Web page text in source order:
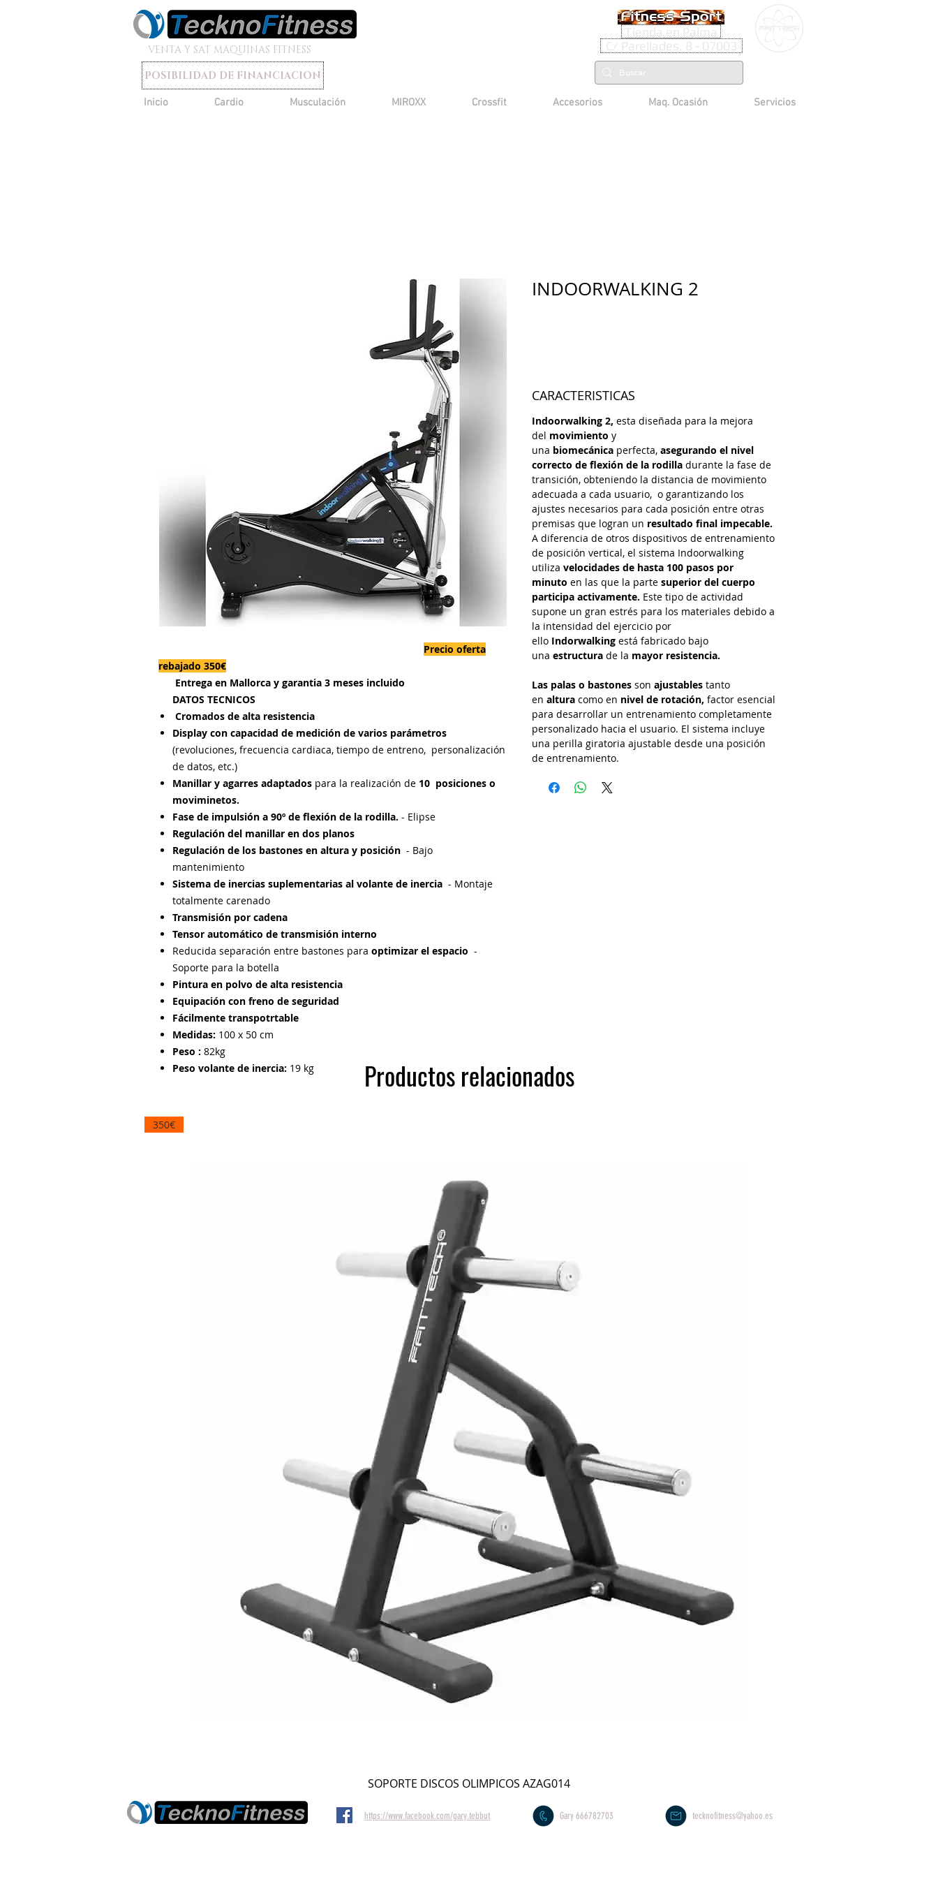
VENTA Y SAT MAQUINAS FITNESS
POSIBILIDAD DE FINANCIACION
Tienda en Palma
C/ Parellades, 8 - 07003
Inicio Cardio Musculación MIROXX Crossfit Accesorios Maq. Ocasión Servicios
Precio oferta
rebajado 350€
Entrega en Mallorca y garantia 3 meses incluido
DATOS TECNICOS
Cromados de alta resistencia
Display con capacidad de medición de varios parámetros
(revoluciones, frecuencia cardiaca, tiempo de entreno, personalización
de datos, etc.)
Manillar y agarres adaptados para la realización de 10 posiciones o
moviminetos.
Fase de impulsión a 90º de flexión de la rodilla. - Elipse
Regulación del manillar en dos planos
Regulación de los bastones en altura y posición - Bajo
mantenimiento
Sistema de inercias suplementarias al volante de inercia - Montaje
totalmente carenado
Transmisión por cadena
Tensor automático de transmisión interno
Reducida separación entre bastones para optimizar el espacio -
Soporte para la botella
Pintura en polvo de alta resistencia
Equipación con freno de seguridad
Fácilmente transpotrtable
Medidas: 100 x 50 cm
Peso : 82kg
Peso volante de inercia: 19 kg
INDOORWALKING 2
CARACTERISTICAS
Indoorwalking 2, esta diseñada para la mejora
del movimiento y
una biomecánica perfecta, asegurando el nivel
correcto de flexión de la rodilla durante la fase de
transición, obteniendo la distancia de movimiento
adecuada a cada usuario, o garantizando los
ajustes necesarios para cada posición entre otras
premisas que logran un resultado final impecable.
A diferencia de otros dispositivos de entrenamiento
de posición vertical, el sistema Indoorwalking
utiliza velocidades de hasta 100 pasos por
minuto en las que la parte superior del cuerpo
participa activamente. Este tipo de actividad
supone un gran estrés para los materiales debido a
la intensidad del ejercicio por
ello Indorwalking está fabricado bajo
una estructura de la mayor resistencia.
Las palas o bastones son ajustables tanto
en altura como en nivel de rotación, factor esencial
para desarrollar un entrenamiento completamente
personalizado hacia el usuario. El sistema incluye
una perilla giratoria ajustable desde una posición
de entrenamiento.
Productos relacionados
350€
SOPORTE DISCOS OLIMPICOS AZAG014
https://www.facebook.com/gary.tebbut Gary 666782703 tecknofitness@yahoo.es